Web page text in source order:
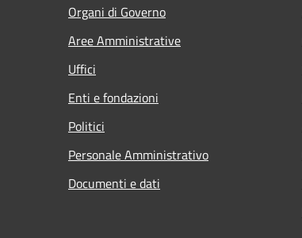
Organi di Governo
Aree Amministrative
Uffici
Enti e fondazioni
Politici
Personale Amministrativo
Documenti e dati